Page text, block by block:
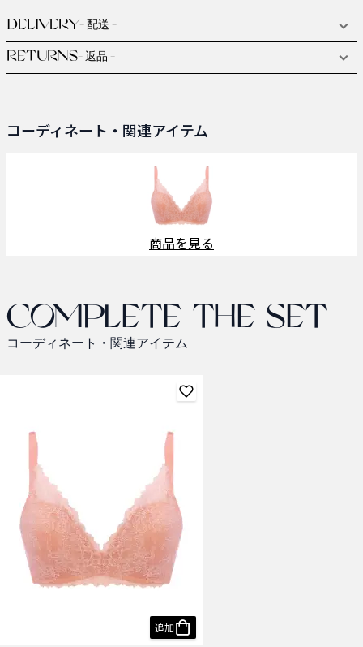
DELIVERY- 配送 -
RETURNS- 返品 -
コーディネート・関連アイテム
商品を見る
Complete the set
コーディネート・関連アイテム
追加